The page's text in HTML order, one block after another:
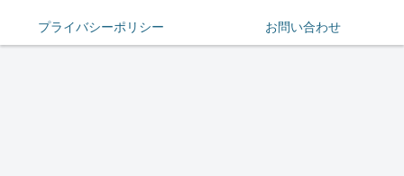
プライバシーポリシー お問い合わせ